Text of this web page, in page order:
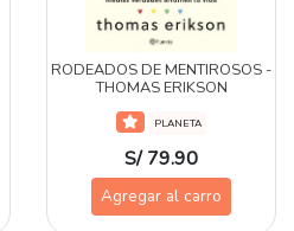
RODEADOS DE MENTIROSOS -
THOMAS ERIKSON
PLANETA
S/ 79.90
Agregar al carro